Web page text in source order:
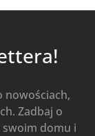
nowościach,
Zadbaj o
domu i